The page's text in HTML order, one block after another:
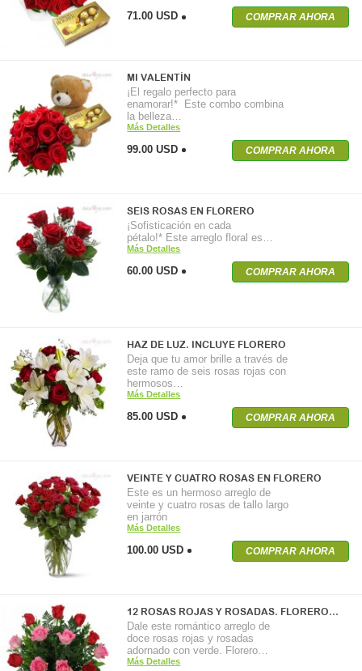
71.00 USD COMPRAR AHORA
MI VALENTÍN
¡El regalo perfecto para
enamorar!* Este combo combina
la belleza…
Más Detalles
99.00 USD COMPRAR AHORA
SEIS ROSAS EN FLORERO
¡Sofisticación en cada
pétalo!* Este arreglo floral es…
Más Detalles
60.00 USD COMPRAR AHORA
HAZ DE LUZ. INCLUYE FLORERO
Deja que tu amor brille a través de
este ramo de seis rosas rojas con
hermosos…
Más Detalles
85.00 USD COMPRAR AHORA
VEINTE Y CUATRO ROSAS EN FLORERO
Este es un hermoso arreglo de
veinte y cuatro rosas de tallo largo
en jarrón
Más Detalles
100.00 USD COMPRAR AHORA
12 ROSAS ROJAS Y ROSADAS. FLORERO…
Dale este romántico arreglo de
doce rosas rojas y rosadas
adornado con verde. Florero…
Más Detalles